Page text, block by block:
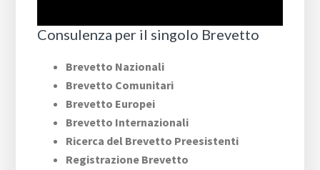
Consulenza per il singolo Brevetto
Brevetto Nazionali
Brevetto Comunitari
Brevetto Europei
Brevetto Internazionali
Ricerca del Brevetto Preesistenti
Registrazione Brevetto